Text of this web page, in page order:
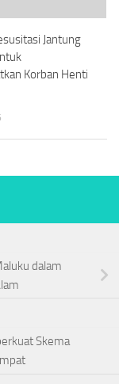
Jantung
Korban Henti
dalam
Skema